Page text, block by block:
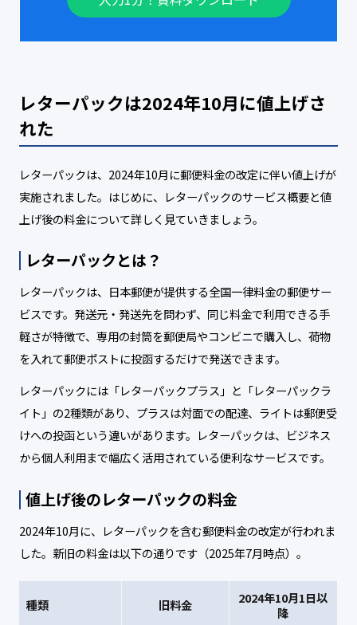
レターパックは2024年10月に値上げさ
れた
レターパックは、2024年10月に郵便料金の改定に伴い値上げが
実施されました。はじめに、レターパックのサービス概要と値
上げ後の料金について詳しく見ていきましょう。
レターパックとは？
レターパックは、日本郵便が提供する全国一律料金の郵便サー
ビスです。発送元・発送先を問わず、同じ料金で利用できる手
軽さが特徴で、専用の封筒を郵便局やコンビニで購入し、荷物
を入れて郵便ポストに投函するだけで発送できます。
レターパックには「レターパックプラス」と「レターパックラ
イト」の2種類があり、プラスは対面での配達、ライトは郵便受
けへの投函という違いがあります。レターパックは、ビジネス
から個人利用まで幅広く活用されている便利なサービスです。
値上げ後のレターパックの料金
2024年10月に、レターパックを含む郵便料金の改定が行われま
した。新旧の料金は以下の通りです（2025年7月時点）。
種類 旧料金
2024年10月1日以
降